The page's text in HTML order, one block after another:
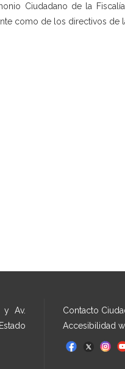
Ciudadano de la
como de los directivos de
y Av.
Contacto
Accesibilidad